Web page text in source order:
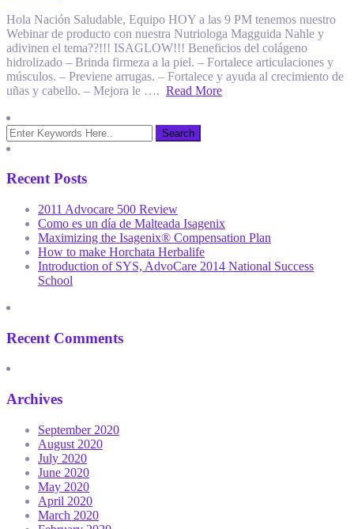
Hola Nación Saludable, Equipo HOY a las 9 PM tenemos nuestro
Webinar de producto con nuestra Nutriologa Magguida Nahle y
adivinen el tema??!!! ISAGLOW!!! Beneficios del colágeno
hidrolizado – Brinda firmeza a la piel. – Fortalece articulaciones y
músculos. – Previene arrugas. – Fortalece y ayuda al crecimiento de
uñas y cabello. – Mejora le …. Read More
Recent Posts
2011 Advocare 500 Review
Como es un día de Malteada Isagenix
Maximizing the Isagenix® Compensation Plan
How to make Horchata Herbalife
Introduction of SYS, AdvoCare 2014 National Success
School
Recent Comments
Archives
September 2020
August 2020
July 2020
June 2020
May 2020
April 2020
March 2020